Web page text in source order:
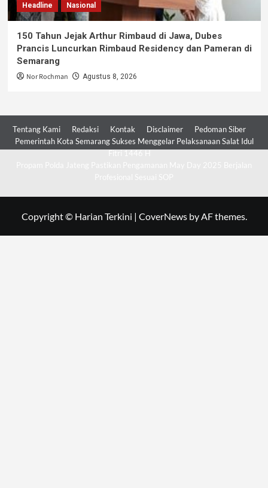
Headline Nasional
150 Tahun Jejak Arthur Rimbaud di Jawa, Dubes
Prancis Luncurkan Rimbaud Residency dan Pameran di
Semarang
Nor Rochman Agustus 8, 2026
Tentang Kami Redaksi Kontak Disclaimer
Pedoman Siber
Pemerintah Kota Semarang Sukses Menggelar Pelaksanaan Salat Idul
Copyright © Harian Terkini | CoverNewsby AF themes.